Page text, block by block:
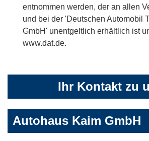
entnommen werden, der an allen
und bei der 'Deutschen Automobil
GmbH' unentgeltlich erhältlich ist
www.dat.de.
Ihr Kontakt zu
Autohaus Kaim GmbH